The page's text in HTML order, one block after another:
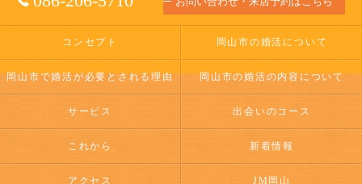
コンセプト 岡山市の婚活について
岡山市で婚活が必要とされる理由 岡山市の婚活の内容について
サービス 出会いのコース
これから 新着情報
アクセス JM岡山